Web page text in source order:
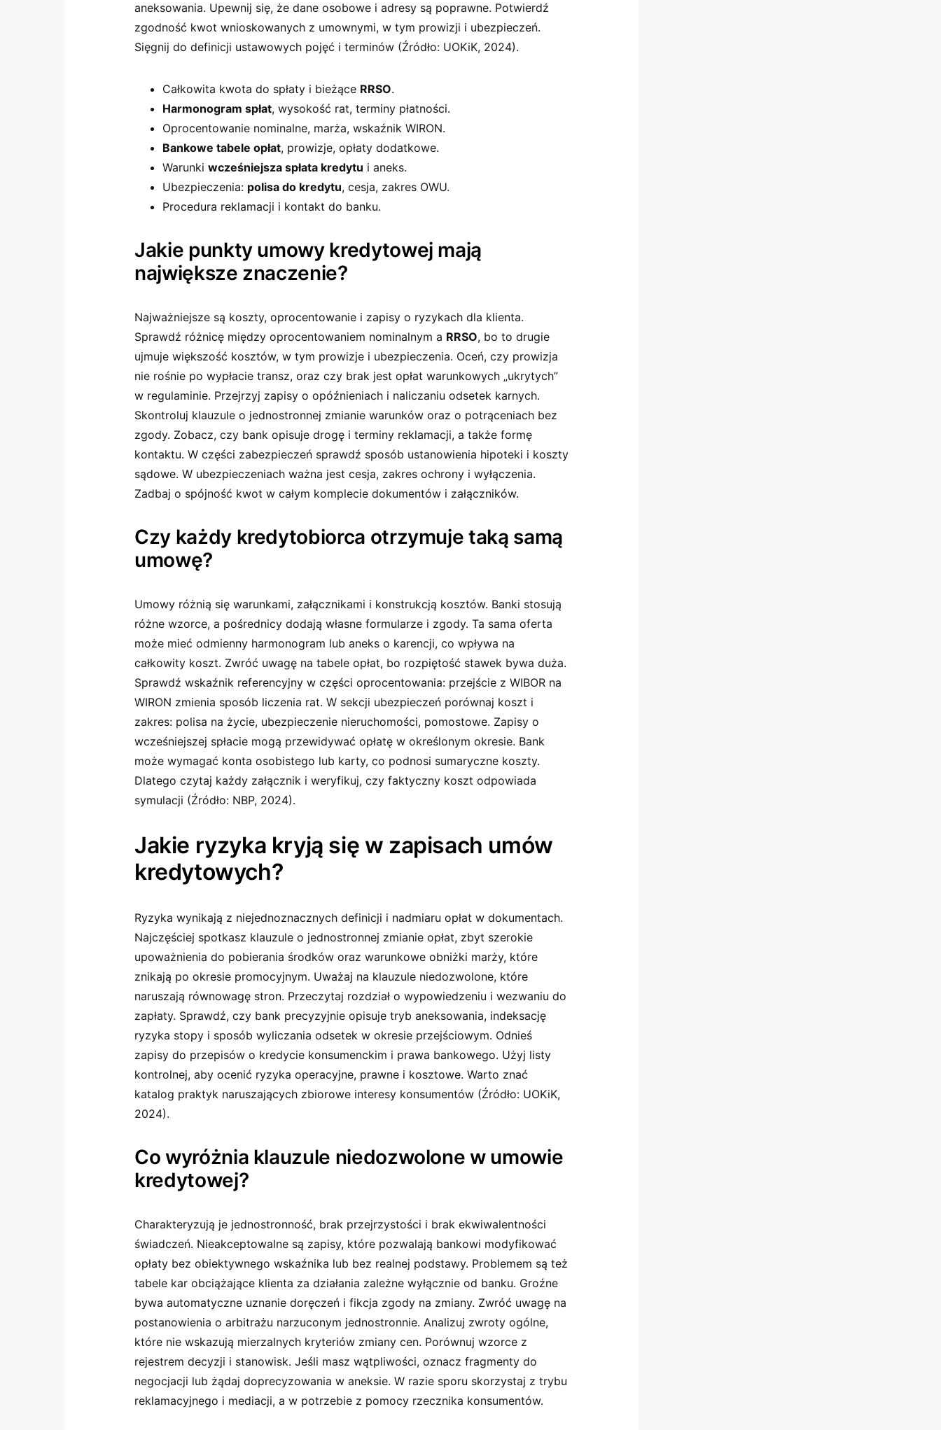
aneksowania. Upewnij się, że dane osobowe i adresy są poprawne. Potwierdź
zgodność kwot wnioskowanych z umownymi, w tym prowizji i ubezpieczeń.
Sięgnij do definicji ustawowych pojęć i terminów (Źródło: UOKiK, 2024).
Całkowita kwota do spłaty i bieżące RRSO.
Harmonogram spłat, wysokość rat, terminy płatności.
Oprocentowanie nominalne, marża, wskaźnik WIRON.
Bankowe tabele opłat, prowizje, opłaty dodatkowe.
Warunki wcześniejsza spłata kredytu i aneks.
Ubezpieczenia: polisa do kredytu, cesja, zakres OWU.
Procedura reklamacji i kontakt do banku.
Jakie punkty umowy kredytowej mają
największe znaczenie?
Najważniejsze są koszty, oprocentowanie i zapisy o ryzykach dla klienta.
Sprawdź różnicę między oprocentowaniem nominalnym a RRSO, bo to drugie
ujmuje większość kosztów, w tym prowizje i ubezpieczenia. Oceń, czy prowizja
nie rośnie po wypłacie transz, oraz czy brak jest opłat warunkowych „ukrytych”
w regulaminie. Przejrzyj zapisy o opóźnieniach i naliczaniu odsetek karnych.
Skontroluj klauzule o jednostronnej zmianie warunków oraz o potrąceniach bez
zgody. Zobacz, czy bank opisuje drogę i terminy reklamacji, a także formę
kontaktu. W części zabezpieczeń sprawdź sposób ustanowienia hipoteki i koszty
sądowe. W ubezpieczeniach ważna jest cesja, zakres ochrony i wyłączenia.
Zadbaj o spójność kwot w całym komplecie dokumentów i załączników.
Czy każdy kredytobiorca otrzymuje taką samą
umowę?
Umowy różnią się warunkami, załącznikami i konstrukcją kosztów. Banki stosują
różne wzorce, a pośrednicy dodają własne formularze i zgody. Ta sama oferta
może mieć odmienny harmonogram lub aneks o karencji, co wpływa na
całkowity koszt. Zwróć uwagę na tabele opłat, bo rozpiętość stawek bywa duża.
Sprawdź wskaźnik referencyjny w części oprocentowania: przejście z WIBOR na
WIRON zmienia sposób liczenia rat. W sekcji ubezpieczeń porównaj koszt i
zakres: polisa na życie, ubezpieczenie nieruchomości, pomostowe. Zapisy o
wcześniejszej spłacie mogą przewidywać opłatę w określonym okresie. Bank
może wymagać konta osobistego lub karty, co podnosi sumaryczne koszty.
Dlatego czytaj każdy załącznik i weryfikuj, czy faktyczny koszt odpowiada
symulacji (Źródło: NBP, 2024).
Jakie ryzyka kryją się w zapisach umów
kredytowych?
Ryzyka wynikają z niejednoznacznych definicji i nadmiaru opłat w dokumentach.
Najczęściej spotkasz klauzule o jednostronnej zmianie opłat, zbyt szerokie
upoważnienia do pobierania środków oraz warunkowe obniżki marży, które
znikają po okresie promocyjnym. Uważaj na klauzule niedozwolone, które
naruszają równowagę stron. Przeczytaj rozdział o wypowiedzeniu i wezwaniu do
zapłaty. Sprawdź, czy bank precyzyjnie opisuje tryb aneksowania, indeksację
ryzyka stopy i sposób wyliczania odsetek w okresie przejściowym. Odnieś
zapisy do przepisów o kredycie konsumenckim i prawa bankowego. Użyj listy
kontrolnej, aby ocenić ryzyka operacyjne, prawne i kosztowe. Warto znać
katalog praktyk naruszających zbiorowe interesy konsumentów (Źródło: UOKiK,
2024).
Co wyróżnia klauzule niedozwolone w umowie
kredytowej?
Charakteryzują je jednostronność, brak przejrzystości i brak ekwiwalentności
świadczeń. Nieakceptowalne są zapisy, które pozwalają bankowi modyfikować
opłaty bez obiektywnego wskaźnika lub bez realnej podstawy. Problemem są też
tabele kar obciążające klienta za działania zależne wyłącznie od banku. Groźne
bywa automatyczne uznanie doręczeń i fikcja zgody na zmiany. Zwróć uwagę na
postanowienia o arbitrażu narzuconym jednostronnie. Analizuj zwroty ogólne,
które nie wskazują mierzalnych kryteriów zmiany cen. Porównuj wzorce z
rejestrem decyzji i stanowisk. Jeśli masz wątpliwości, oznacz fragmenty do
negocjacji lub żądaj doprecyzowania w aneksie. W razie sporu skorzystaj z trybu
reklamacyjnego i mediacji, a w potrzebie z pomocy rzecznika konsumentów.